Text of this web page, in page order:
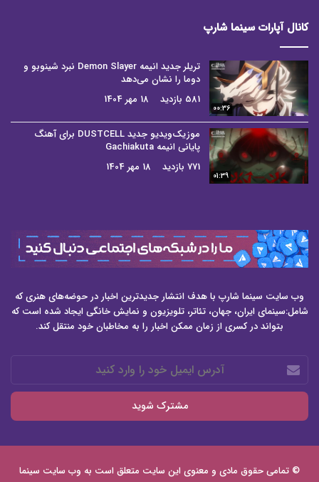
کانال آپارات سینما شارپ
00:36
تریلر جدید انیمه Demon Slayer نبرد شینوبو و
دوما را نشان می‌دهد
581 بازدید
18 مهر 1404
01:39
موزیک‌ویدیو جدید DUSTCELL برای آهنگ
پایانی انیمه Gachiakuta
771 بازدید
18 مهر 1404
وب سایت سینما شارپ با هدف انتشار جدیدترین اخبار در حوضه‌های هنری که
شامل:سینمای ایران، جهان، تئاتر، تلویزیون و نمایش خانگی ایجاد شده است که
بتواند در کسری از زمان ممکن اخبار را به مخاطبان خود منتقل کند.
آدرس
ایمیل
خود
وارد
© تمامی حقوق مادی و معنوی این سایت متعلق است به وب سایت سینما